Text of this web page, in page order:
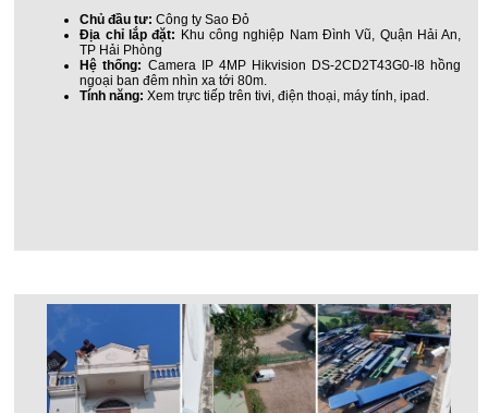
Chủ đầu tư:Công ty Sao Đỏ
Địa chỉ lắp đặt: Khu công nghiệp Nam Đình Vũ, Quận Hải An,
TP Hải Phòng
Hệ thống: Camera IP 4MP Hikvision DS-2CD2T43G0-I8 hồng
ngoại ban đêm nhìn xa tới 80m.
Tính năng: Xem trực tiếp trên tivi, điện thoại, máy tính, ipad.